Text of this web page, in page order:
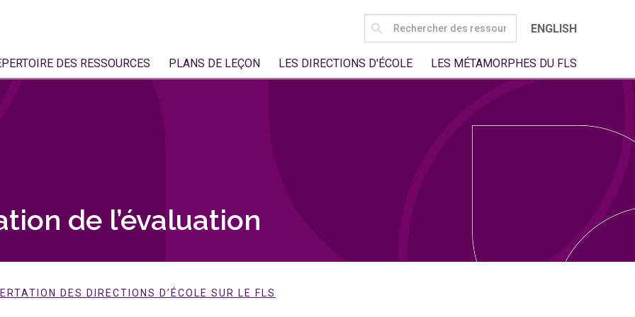
SEARCH
FOR:
ENGLISH
DES RESSOURCES PLANS DE LEÇON LES DIRECTIONS D'ÉCOLE LES MÉTAMORPHES DU FLS
de l’évaluation
DES DIRECTIONS D’ÉCOLE SUR LE FLS